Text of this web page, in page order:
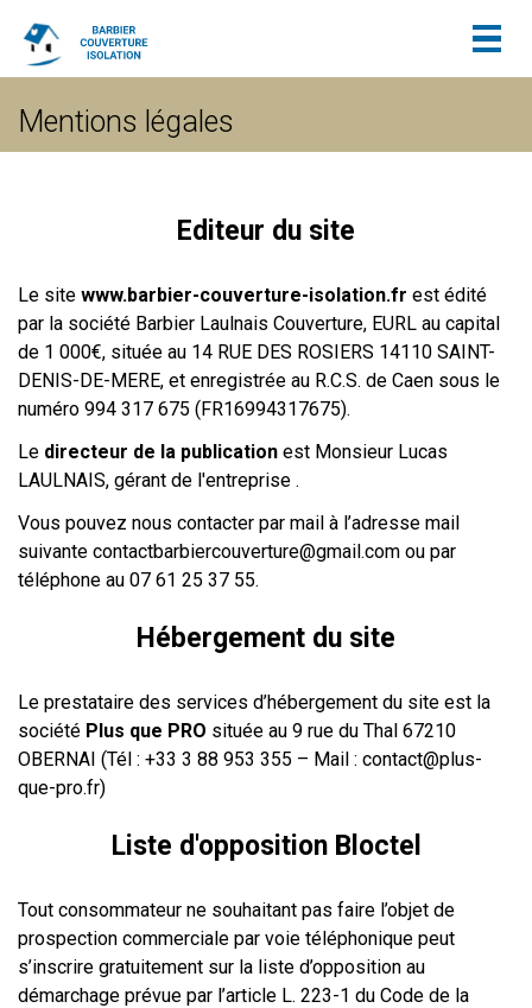
Mentions légales
Editeur du site
Le site www.barbier-couverture-isolation.fr est édité
par la société Barbier Laulnais Couverture, EURL au capital
de 1 000€, située au 14 RUE DES ROSIERS 14110 SAINT-
DENIS-DE-MERE, et enregistrée au R.C.S. de Caen sous le
numéro 994 317 675 (FR16994317675).
Le directeur de la publication est Monsieur Lucas
LAULNAIS, gérant de l'entreprise .
Vous pouvez nous contacter par mail à l’adresse mail
suivante contactbarbiercouverture@gmail.com ou par
téléphone au 07 61 25 37 55.
Hébergement du site
Le prestataire des services d’hébergement du site est la
société Plus que PRO située au 9 rue du Thal 67210
OBERNAI (Tél : +33 3 88 953 355 – Mail : contact@plus-
que-pro.fr)
Liste d'opposition Bloctel
Tout consommateur ne souhaitant pas faire l’objet de
prospection commerciale par voie téléphonique peut
s’inscrire gratuitement sur la liste d’opposition au
démarchage prévue par l’article L. 223-1 du Code de la